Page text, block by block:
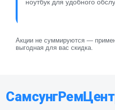
ноутбук для удобного
Акции не суммируются —
выгодная для вас скидка.